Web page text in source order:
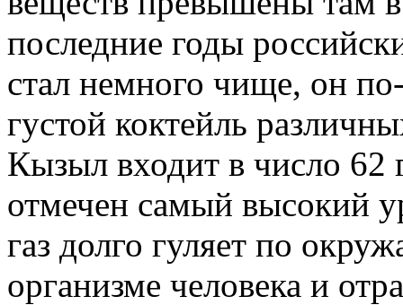
последние годы
стал немного чище, он
густой коктейль
Кызыл входит в число 62
отмечен самый высокий
газ долго гуляет по
организме человека и